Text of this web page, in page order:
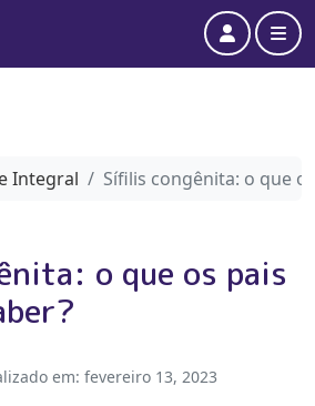
Account
Integral Sífilis congênita: o que
o que os pais
em: fevereiro 13, 2023